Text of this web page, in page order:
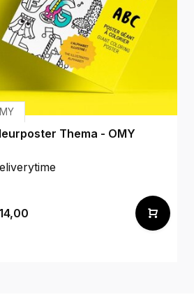
Thema - OMY